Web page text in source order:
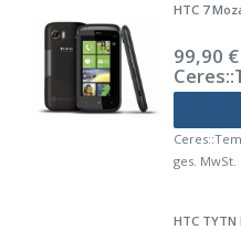
HTC 7
99,90 €
ges. MwSt.
HTC